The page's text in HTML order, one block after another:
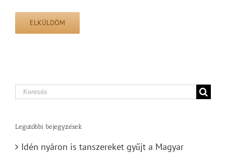
Search
Legutóbbi bejegyzések
Idén nyáron is tanszereket gyűjt a Magyar